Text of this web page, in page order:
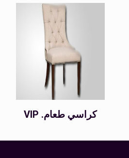
VIP .كراسي طعام